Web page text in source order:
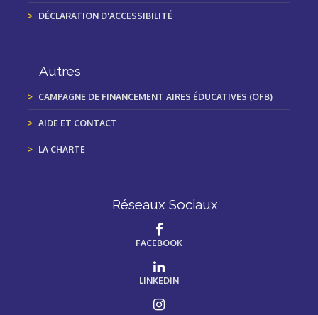
DÉCLARATION D'ACCESSIBILITÉ
Autres
CAMPAGNE DE FINANCEMENT AIRES ÉDUCATIVES (OFB)
AIDE ET CONTACT
LA CHARTE
Réseaux Sociaux
FACEBOOK
LINKEDIN